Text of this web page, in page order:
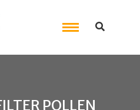
POLLEN